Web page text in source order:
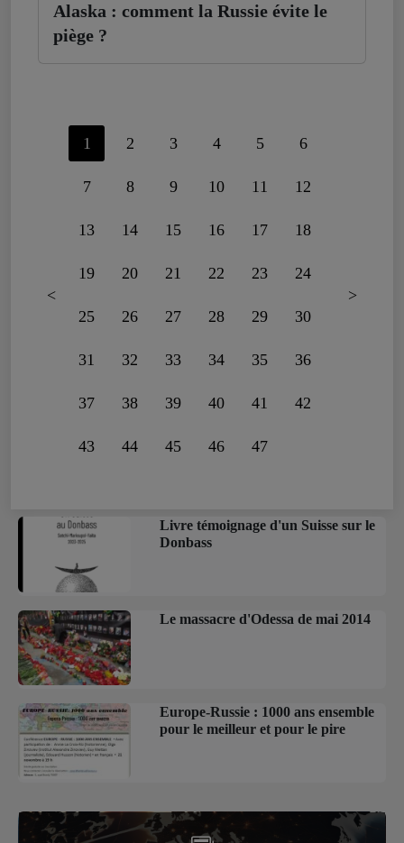
Alaska : comment la Russie évite le
piège ?
<
1 2 3 4 5 6
7 8 9 10 11 12
13 14 15 16 17 18
19 20 21 22 23 24
25 26 27 28 29 30
31 32 33 34 35 36
37 38 39 40 41 42
43 44 45 46 47
>
Livre témoignage d'un Suisse sur le
Donbass
Le massacre d'Odessa de mai 2014
Europe-Russie : 1000 ans ensemble
pour le meilleur et pour le pire